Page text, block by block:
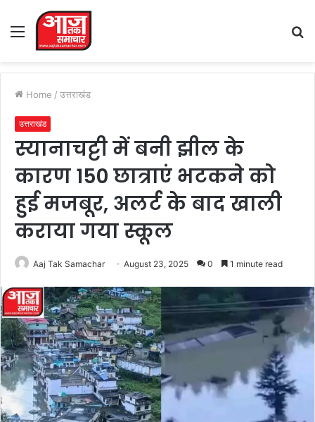
Menu
Home / उत्तराखंड
उत्तराखंड
स्यानाचट्टी में बनी झील के
कारण 150 छात्राएं भटकने को
हुई मजबूर, अलर्ट के बाद खाली
कराया गया स्कूल
Aaj Tak Samachar August 23, 2025 0 1 minute read